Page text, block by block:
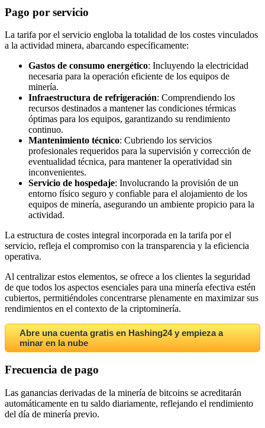
Pago por servicio
La tarifa por el servicio engloba la totalidad de los costes vinculados
a la actividad minera, abarcando específicamente:
Gastos de consumo energético: Incluyendo la electricidad
necesaria para la operación eficiente de los equipos de
minería.
Infraestructura de refrigeración: Comprendiendo los
recursos destinados a mantener las condiciones térmicas
óptimas para los equipos, garantizando su rendimiento
continuo.
Mantenimiento técnico: Cubriendo los servicios
profesionales requeridos para la supervisión y corrección de
eventualidad técnica, para mantener la operatividad sin
inconvenientes.
Servicio de hospedaje: Involucrando la provisión de un
entorno físico seguro y confiable para el alojamiento de los
equipos de minería, asegurando un ambiente propicio para la
actividad.
La estructura de costes integral incorporada en la tarifa por el
servicio, refleja el compromiso con la transparencia y la eficiencia
operativa.
Al centralizar estos elementos, se ofrece a los clientes la seguridad
de que todos los aspectos esenciales para una minería efectiva estén
cubiertos, permitiéndoles concentrarse plenamente en maximizar sus
rendimientos en el contexto de la criptominería.
Abre una cuenta gratis en Hashing24 y empieza a
minar en la nube
Frecuencia de pago
Las ganancias derivadas de la minería de bitcoins se acreditarán
automáticamente en tu saldo diariamente, reflejando el rendimiento
del día de minería previo.